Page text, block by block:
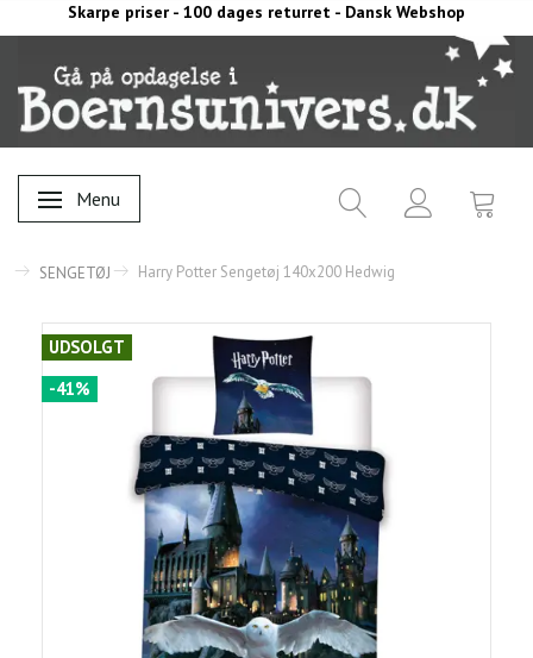
Skarpe priser - 100 dages returret - Dansk Webshop
Skifte navigation
Menu
SENGETØJ Harry Potter Sengetøj 140x200 Hedwig
UDSOLGT
-41%